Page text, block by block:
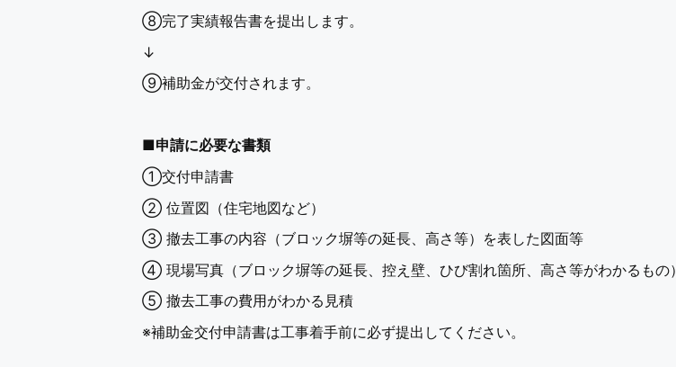
⑧完了実績報告書を提出します。
↓
⑨補助金が交付されます。
■申請に必要な書類
①交付申請書
② 位置図（住宅地図など）
③ 撤去工事の内容（ブロック塀等の延長、高さ等）を表した図面等
④ 現場写真（ブロック塀等の延長、控え壁、ひび割れ箇所、高さ等がわかるもの）
⑤ 撤去工事の費用がわかる見積
※補助金交付申請書は工事着手前に必ず提出してください。